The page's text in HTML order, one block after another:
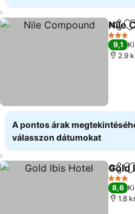
Nile
3
9,1
2.9
A pontos árak
válasszon dátumokat
Gold
3
8,6
1.8